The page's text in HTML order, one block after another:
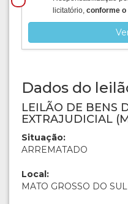
licitatório, conforme o
Dados do
LEILÃO DE BENS
EXTRAJUDICIAL
Situação:
ARREMATADO
Local:
MATO GROSSO DO SUL